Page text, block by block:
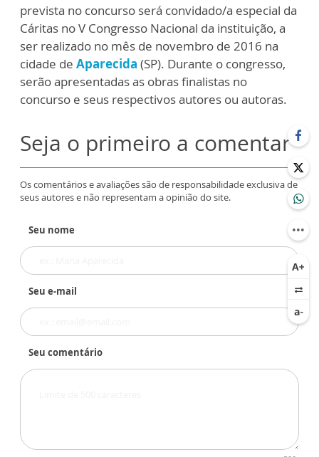
prevista no concurso será convidado/a especial da
Cáritas no V Congresso Nacional da instituição, a
ser realizado no mês de novembro de 2016 na
cidade de Aparecida (SP). Durante o congresso,
serão apresentadas as obras finalistas no
concurso e seus respectivos autores ou autoras.
Seja o primeiro a comentar
Os comentários e avaliações são de responsabilidade exclusiva de
seus autores e não representam a opinião do site.
Seu nome
Seu e-mail
Seu comentário